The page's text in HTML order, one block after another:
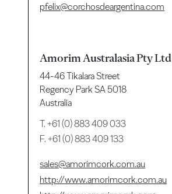
pfelix@corchosdeargentina.com
Amorim Australasia Pty Ltd
44-46 Tikalara Street
Regency Park SA 5018
Australia
T.+61 (0) 883 409 033
F. +61 (0) 883 409 133
sales@amorimcork.com.au
http://www.amorimcork.com.au